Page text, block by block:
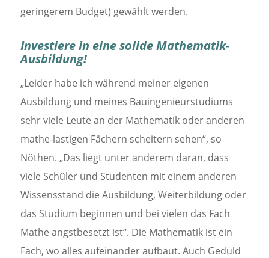
geringerem Budget) gewählt werden.
Investiere in eine solide Mathematik-
Ausbildung!
„Leider habe ich während meiner eigenen
Ausbildung und meines Bauingenieurstudiums
sehr viele Leute an der Mathematik oder anderen
mathe-lastigen Fächern scheitern sehen“, so
Nöthen. „Das liegt unter anderem daran, dass
viele Schüler und Studenten mit einem anderen
Wissensstand die Ausbildung, Weiterbildung oder
das Studium beginnen und bei vielen das Fach
Mathe angstbesetzt ist“. Die Mathematik ist ein
Fach, wo alles aufeinander aufbaut. Auch Geduld